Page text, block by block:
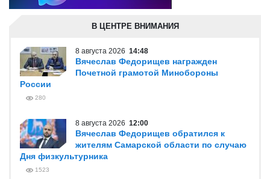
В ЦЕНТРЕ ВНИМАНИЯ
8 августа 2026 14:48
Вячеслав Федорищев награжден
Почетной грамотой Минобороны
России
280
8 августа 2026 12:00
Вячеслав Федорищев обратился к
жителям Самарской области по случаю
Дня физкультурника
1523